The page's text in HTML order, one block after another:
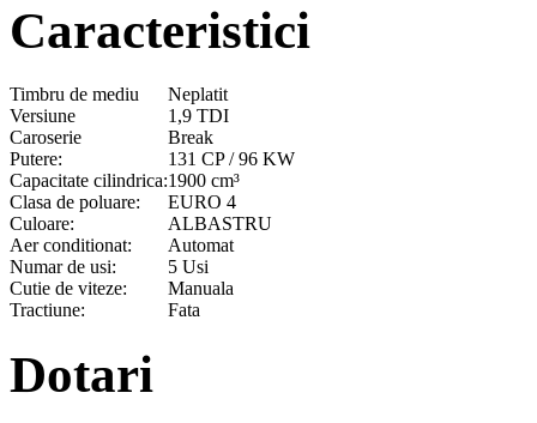
Caracteristici
Timbru de mediu
Neplatit
Versiune
1,9 TDI
Caroserie
Break
Putere:
131 CP / 96 KW
Capacitate cilindrica:1900 cm³
Clasa de poluare:
EURO 4
Culoare:
ALBASTRU
Aer conditionat:
Automat
Numar de usi:
5 Usi
Cutie de viteze:
Manuala
Tractiune:
Fata
Dotari